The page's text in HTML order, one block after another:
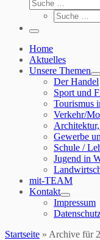
Suche
Menü
Home
Aktuelles
Unsere Themen
Der Handel
Sport und
Tourismus
Verkehr/
Gewerbe
Schule /
Jugend in
mit-TEAM
Kontakt
Impressum
Startseite » Archive für